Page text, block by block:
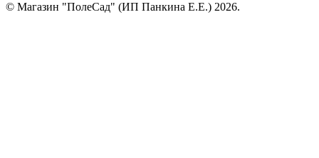
© Магазин "ПолеСад" (ИП Панкина Е.Е.) 2026.